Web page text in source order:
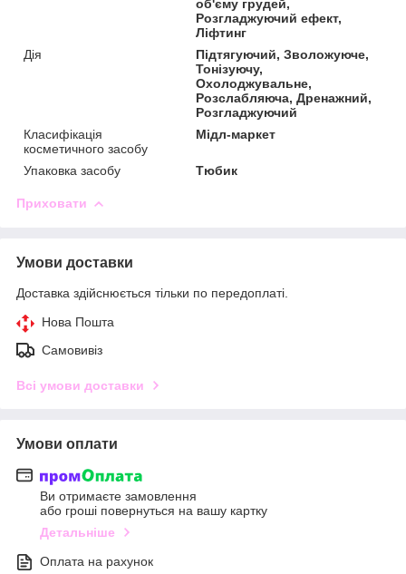
об'єму грудей,
Розгладжуючий ефект,
Ліфтинг
Дія
Підтягуючий, Зволожуюче,
Тонізуючу,
Охолоджувальне,
Розслабляюча, Дренажний,
Розгладжуючий
Класифікація
косметичного засобу
Мідл-маркет
Упаковка засобу Тюбик
Приховати
Умови доставки
Доставка здійснюється тільки по передоплаті.
Нова Пошта
Самовивіз
Всі умови доставки
Умови оплати
Ви отримаєте замовлення
або гроші повернуться на вашу картку
Детальніше
Оплата на рахунок